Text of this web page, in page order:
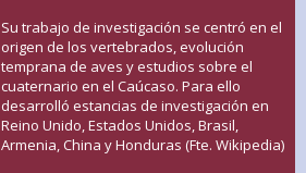
Su trabajo de investigación se centró en el
origen de los vertebrados, evolución
temprana de aves y estudios sobre el
cuaternario en el Caúcaso. Para ello
desarrolló estancias de investigación en
Reino Unido, Estados Unidos, Brasil,
Armenia, China y Honduras (Fte. Wikipedia)